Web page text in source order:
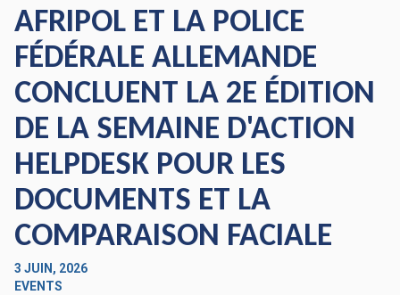
AFRIPOL ET LA POLICE
FÉDÉRALE ALLEMANDE
CONCLUENT LA 2E ÉDITION
DE LA SEMAINE D'ACTION
HELPDESK POUR LES
DOCUMENTS ET LA
COMPARAISON FACIALE
3 JUIN, 2026
EVENTS